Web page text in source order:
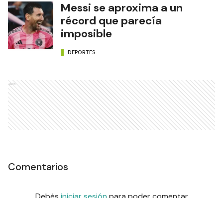
Messi se aproxima a un
récord que parecía
imposible
DEPORTES
Ads
Comentarios